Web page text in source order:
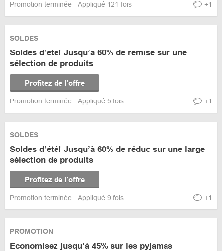
Promotion terminée Appliqué 121 fois +1
SOLDES
Soldes d’été! Jusqu’à 60% de remise sur une
sélection de produits
Profitez de l’offre
Promotion terminée Appliqué 5 fois +1
SOLDES
Soldes d’été! Jusqu’à 60% de réduc sur une large
sélection de produits
Profitez de l’offre
Promotion terminée Appliqué 9 fois +1
PROMOTION
Economisez jusqu’à 45% sur les pyjamas